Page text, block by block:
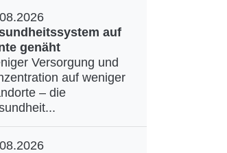
auf
genäht
Versorgung und
auf weniger
– die